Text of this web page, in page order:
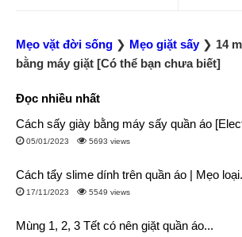
Mẹo vặt đời sống ❯ Mẹo giặt sấy❯ 14
bằng máy giặt [Có thể bạn chưa biết]
Đọc nhiều nhất
Cách sấy giày bằng máy sấy quần áo
05/01/2023 5693 views
Cách tẩy slime dính trên quần áo | Mẹo
17/11/2023 5549 views
Mùng 1, 2, 3 Tết có nên giặt quần áo...